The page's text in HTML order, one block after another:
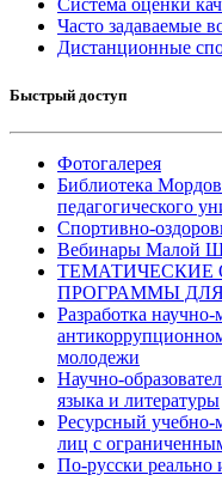
Система оценки
Часто задаваемые
Дистанционные
Быстрый доступ
Фотогалерея
Библиотека
педагогического
Спортивно-
Вебинары Малой
ТЕМАТИЧЕСКИЕ
ПРОГРАММЫ
Разработка
молодежи
Научно-
языка и литературы
Ресурсный учебно-
лиц с
По-русски реально